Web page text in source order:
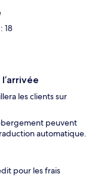
18
les clients sur
peuvent
automatique.
pour les frais